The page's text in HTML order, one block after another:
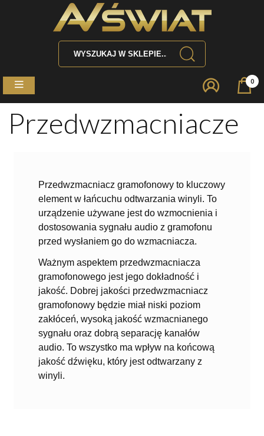
0
Przedwzmacniacze
Przedwzmacniacz gramofonowy to kluczowy
element w łańcuchu odtwarzania winyli. To
urządzenie używane jest do wzmocnienia i
dostosowania sygnału audio z gramofonu
przed wysłaniem go do wzmacniacza.
Ważnym aspektem przedwzmacniacza
gramofonowego jest jego dokładność i
jakość. Dobrej jakości przedwzmacniacz
gramofonowy będzie miał niski poziom
zakłóceń, wysoką jakość wzmacnianego
sygnału oraz dobrą separację kanałów
audio. To wszystko ma wpływ na końcową
jakość dźwięku, który jest odtwarzany z
winyli.